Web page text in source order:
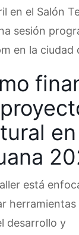
en el Salón
sesión
en la ciudad
en
está
desarrollo y